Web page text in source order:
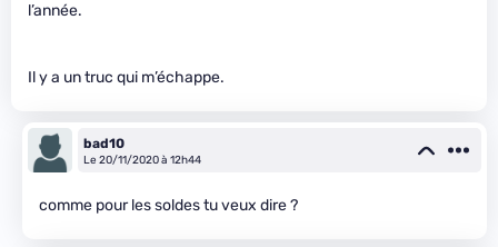
l’année.
Il y a un truc qui m’échappe.
bad10
Le 20/11/2020 à 12h44
comme pour les soldes tu veux dire ?